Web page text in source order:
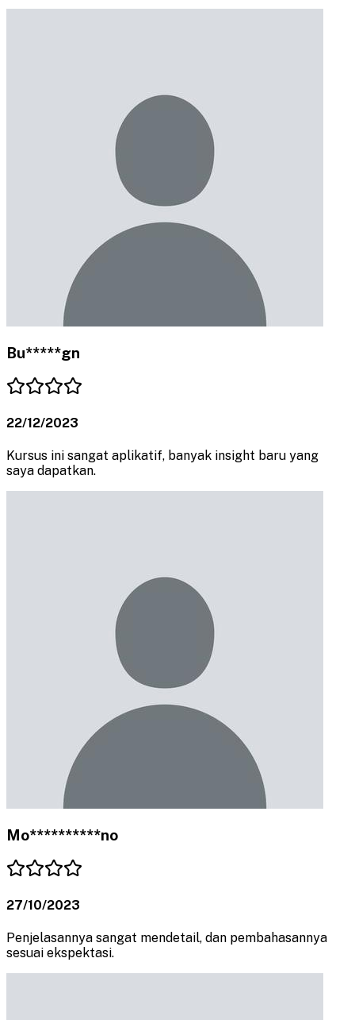
Bu*****gn
22/12/2023
Kursus ini sangat aplikatif, banyak insight baru yang
saya dapatkan.
Mo**********no
27/10/2023
Penjelasannya sangat mendetail, dan pembahasannya
sesuai ekspektasi.